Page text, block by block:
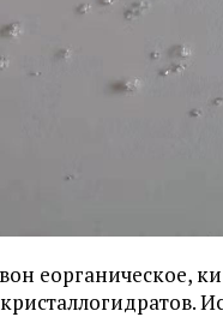
еорганическое,